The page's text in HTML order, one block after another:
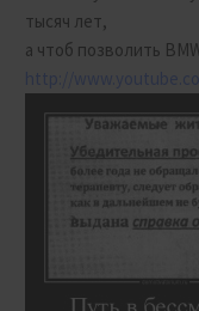
тысяч лет,
а чтоб позволить
http://